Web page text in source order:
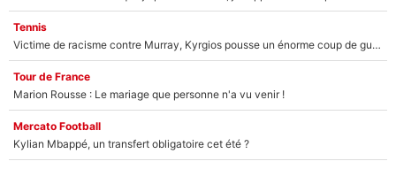
Tennis
Victime de racisme contre Murray, Kyrgios pousse un énorme coup de gueule !
Tour de France
Marion Rousse : Le mariage que personne n'a vu venir !
Mercato Football
Kylian Mbappé, un transfert obligatoire cet été ?